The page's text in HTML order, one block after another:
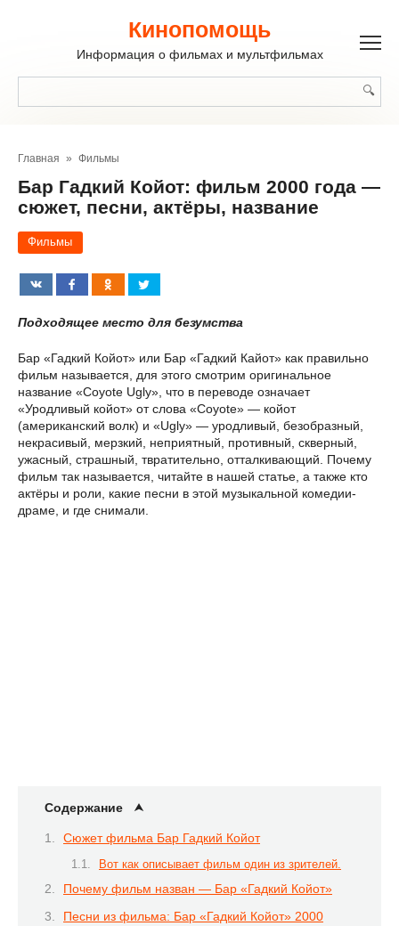
Кинопомощь
Информация о фильмах и мультфильмах
Главная » Фильмы
Бар Гадкий Койот: фильм 2000 года —
сюжет, песни, актёры, название
Фильмы
Подходящее место для безумства
Бар «Гадкий Койот» или Бар «Гадкий Кайот» как правильно
фильм называется, для этого смотрим оригинальное
название «Coyote Ugly», что в переводе означает
«Уродливый койот» от слова «Coyote» — койот
(американский волк) и «Ugly» — уродливый, безобразный,
некрасивый, мерзкий, неприятный, противный, скверный,
ужасный, страшный, твратительно, отталкивающий. Почему
фильм так называется, читайте в нашей статье, а также кто
актёры и роли, какие песни в этой музыкальной комедии-
драме, и где снимали.
Содержание
Сюжет фильма Бар Гадкий Койот
Вот как описывает фильм один из зрителей.
Почему фильм назван — Бар «Гадкий Койот»
Песни из фильма: Бар «Гадкий Койот» 2000